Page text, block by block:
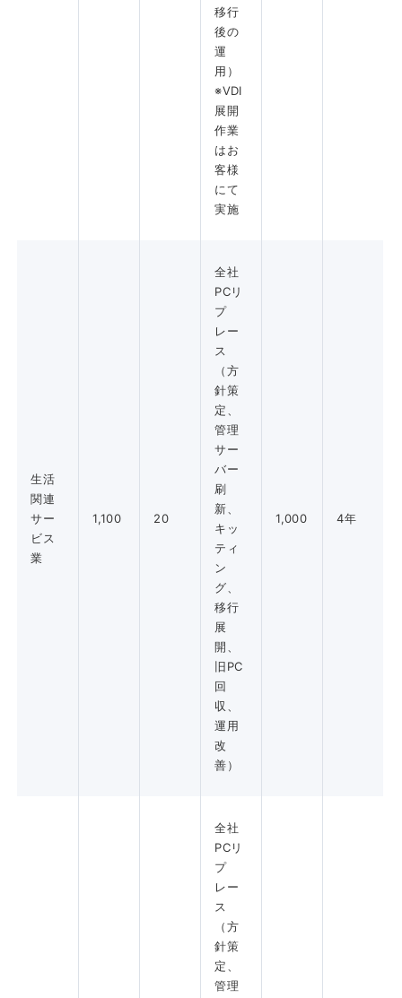
移行
後の
運
用）
※VDI
展開
作業
はお
客様
にて
実施
生活
関連
サー
ビス
業
1,100 20
全社
PCリ
プ
レー
ス
（方
針策
定、
管理
サー
バー
刷
新、
キッ
ティ
ン
グ、
移行
展
開、
旧PC
回
収、
運用
改
善）
1,000 4年
全社
PCリ
プ
レー
ス
（方
針策
定、
管理